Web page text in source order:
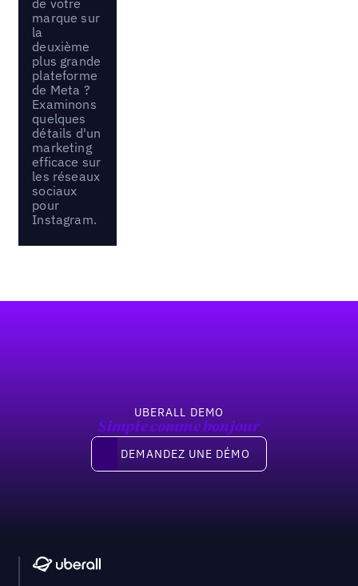
marque sur
la
deuxième
plus grande
plateforme
de Meta ?
Examinons
quelques
détails d'un
marketing
efficace sur
les réseaux
sociaux
pour
Instagram.
UBERALL DEMO
Simple comme bonjour
Demandez une démo
DEMANDEZ UNE DÉMO